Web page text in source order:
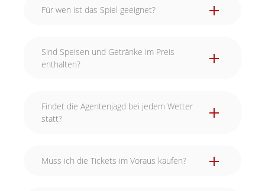
Für wen ist das Spiel geeignet?
Sind Speisen und Getränke im Preis
enthalten?
Findet die Agentenjagd bei jedem Wetter
statt?
Muss ich die Tickets im Voraus kaufen?